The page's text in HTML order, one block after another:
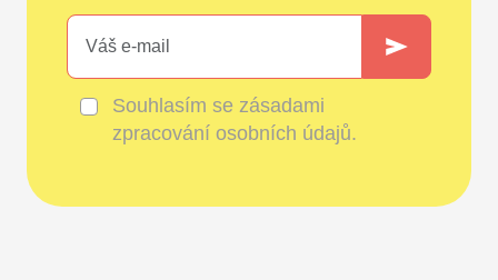
Souhlasím se zásadami
zpracování osobních údajů.